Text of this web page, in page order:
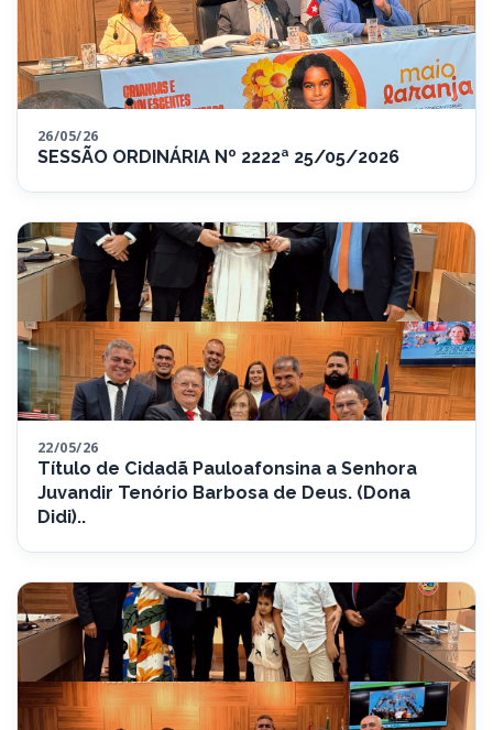
26/05/26
SESSÃO ORDINÁRIA Nº 2222ª 25/05/2026
22/05/26
Título de Cidadã Pauloafonsina a Senhora
Juvandir Tenório Barbosa de Deus. (Dona
Didi)..